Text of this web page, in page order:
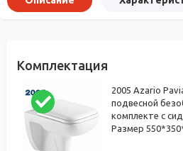
Комплектация
2005 Azario
подвесной
комплекте с
Размер